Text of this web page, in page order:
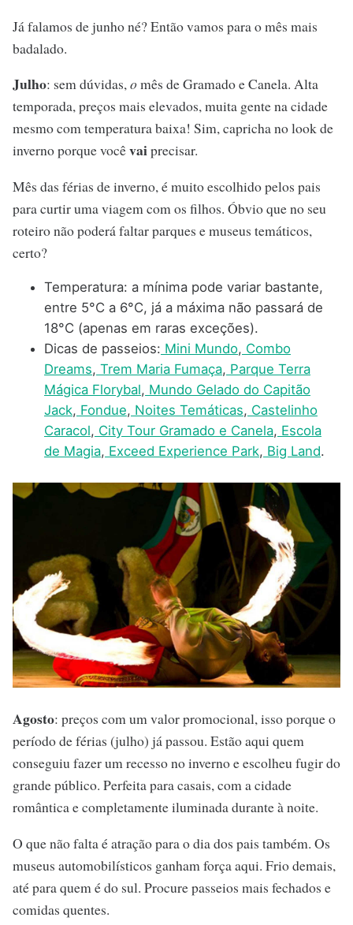
Já falamos de junho né? Então vamos para o mês mais
badalado.
Julho: sem dúvidas,omês de Gramado e Canela. Alta
temporada, preços mais elevados, muita gente na cidade
mesmo com temperatura baixa! Sim, capricha no look de
inverno porque vocêvaiprecisar.
Mês das férias de inverno, é muito escolhido pelos pais
para curtir uma viagem com os filhos. Óbvio que no seu
roteiro não poderá faltar parques e museus temáticos,
certo?
Temperatura: a mínima pode variar bastante,
entre 5°C a 6°C, já a máxima não passará de
18°C (apenas em raras exceções).
Dicas de passeios: Mini Mundo, Combo
Dreams, Trem Maria Fumaça, Parque Terra
Mágica Florybal, Mundo Gelado do Capitão
Jack, Fondue, Noites Temáticas, Castelinho
Caracol, City Tour Gramado e Canela, Escola
de Magia, Exceed Experience Park, Big Land.
Agosto: preços com um valor promocional, isso porque o
período de férias (julho) já passou. Estão aqui quem
conseguiu fazer um recesso no inverno e escolheu fugir do
grande público. Perfeita para casais, com a cidade
romântica e completamente iluminada durante à noite.
O que não falta é atração para o dia dos pais também. Os
museus automobilísticos ganham força aqui. Frio demais,
até para quem é do sul. Procure passeios mais fechados e
comidas quentes.